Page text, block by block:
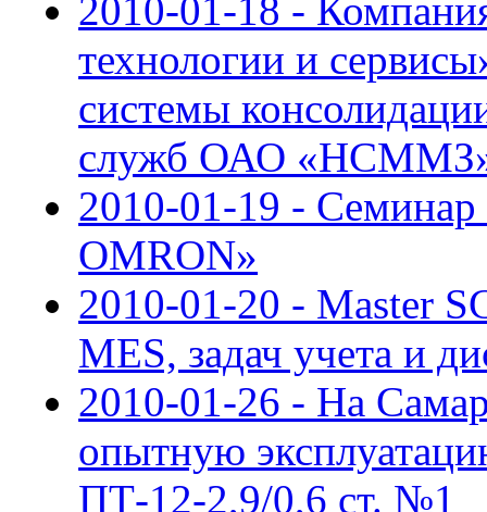
2010-01-18 -
технологии и
системы
служб ОАО
2010-01-19 - Семинар
OMRON»
2010-01-20 - Master
MES, задач учета и
2010-01-26 - На
опытную
ПТ-12-2,9/0,6 ст. №1